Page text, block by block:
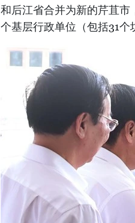
和后江省合并为新的芹苴
个基层行政单位（包括31个